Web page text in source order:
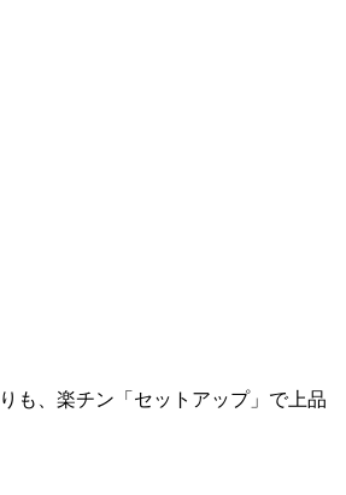
も、楽チン「セットアップ」で上品